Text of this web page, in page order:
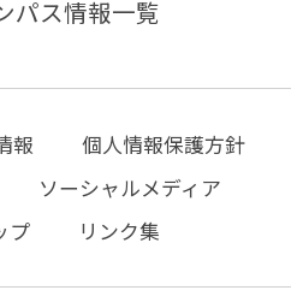
パス情報一覧
報
個人情報保護方針
ソーシャルメディア
プ
リンク集